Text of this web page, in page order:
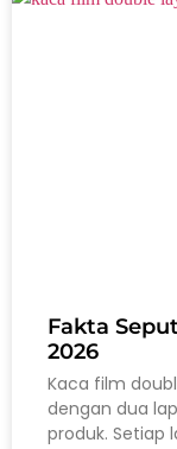
Fakta
2026
Kaca film
dengan dua
produk. Setiap